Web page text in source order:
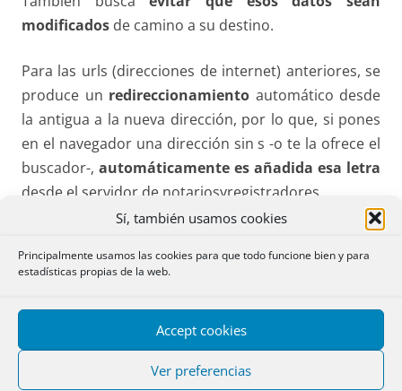
Sí, también usamos cookies
Principalmente usamos las cookies para que todo funcione bien y para
estadísticas propias de la web.
Accept cookies
Ver preferencias
modificados de camino a su destino.
Para las urls (direcciones de internet) anteriores, se
produce un redireccionamiento automático desde
la antigua a la nueva dirección, por lo que, si pones
en el navegador una dirección sin s -o te la ofrece el
buscador-, automáticamente es añadida esa letra
desde el servidor de notariosyregistradores.
ningún tipo de certificado para navegar.
Como demostración de que es una dirección segura
aparecerá un candado y la expresión
color verde.